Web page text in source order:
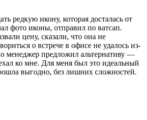
редкую икону, которая досталась от
фото иконы, отправил по ватсап.
цену, сказали, что она не
о встрече в офисе не удалось из-
менеджер предложил альтернативу —
ко мне. Для меня был это идеальный
выгодно, без лишних сложностей.